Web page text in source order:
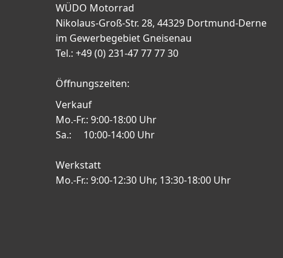
WÜDO Motorrad
Nikolaus-Groß-Str. 28, 44329 Dortmund-Derne
im Gewerbegebiet Gneisenau
Tel.: +49 (0) 231-47 77 77 30
Öffnungszeiten:
Verkauf
Mo.-Fr.: 9:00-18:00 Uhr
Sa.: 10:00-14:00 Uhr
Werkstatt
Mo.-Fr.: 9:00-12:30 Uhr, 13:30-18:00 Uhr